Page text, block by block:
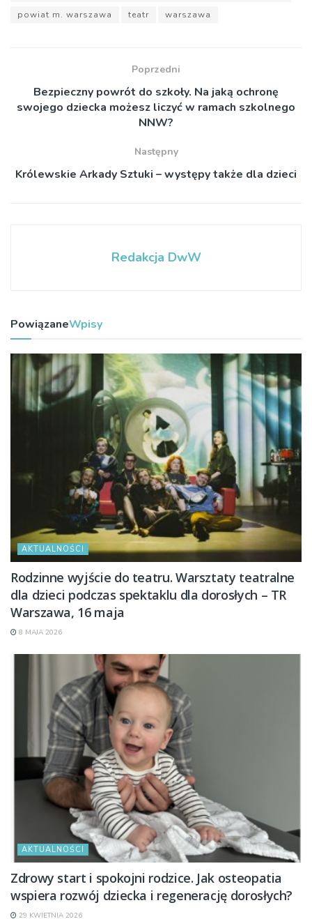
powiat m. warszawa
teatr warszawa
Poprzedni
Bezpieczny powrót do szkoły. Na jaką ochronę
swojego dziecka możesz liczyć w ramach szkolnego
NNW?
Następny
Królewskie Arkady Sztuki – występy także dla dzieci
Redakcja DwW
PowiązaneWpisy
AKTUALNOŚCI
Rodzinne wyjście do teatru. Warsztaty teatralne
dla dzieci podczas spektaklu dla dorosłych – TR
Warszawa, 16 maja
8 MAJA 2026
AKTUALNOŚCI
Zdrowy start i spokojni rodzice. Jak osteopatia
wspiera rozwój dziecka i regenerację dorosłych?
29 KWIETNIA 2026